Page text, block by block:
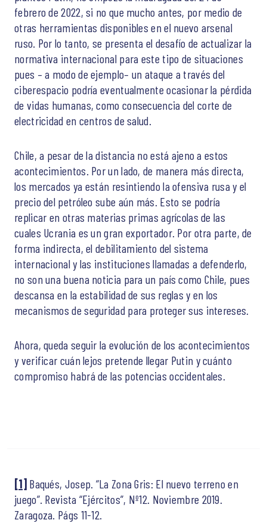
febrero de 2022, si no que mucho antes, por medio de
otras herramientas disponibles en el nuevo arsenal
ruso. Por lo tanto, se presenta el desafío de actualizar la
normativa internacional para este tipo de situaciones
pues – a modo de ejemplo– un ataque a través del
ciberespacio podría eventualmente ocasionar la pérdida
de vidas humanas, como consecuencia del corte de
electricidad en centros de salud.
Chile, a pesar de la distancia no está ajeno a estos
acontecimientos. Por un lado, de manera más directa,
los mercados ya están resintiendo la ofensiva rusa y el
precio del petróleo sube aún más. Esto se podría
replicar en otras materias primas agrícolas de las
cuales Ucrania es un gran exportador. Por otra parte, de
forma indirecta, el debilitamiento del sistema
internacional y las instituciones llamadas a defenderlo,
no son una buena noticia para un país como Chile, pues
descansa en la estabilidad de sus reglas y en los
mecanismos de seguridad para proteger sus intereses.
Ahora, queda seguir la evolución de los acontecimientos
y verificar cuán lejos pretende llegar Putin y cuánto
compromiso habrá de las potencias occidentales.
[1] Baqués, Josep. “La Zona Gris: El nuevo terreno en
juego”. Revista “Ejércitos”, Nº12. Noviembre 2019.
Zaragoza. Págs 11-12.